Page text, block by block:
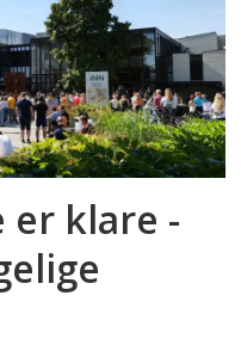
er klare -